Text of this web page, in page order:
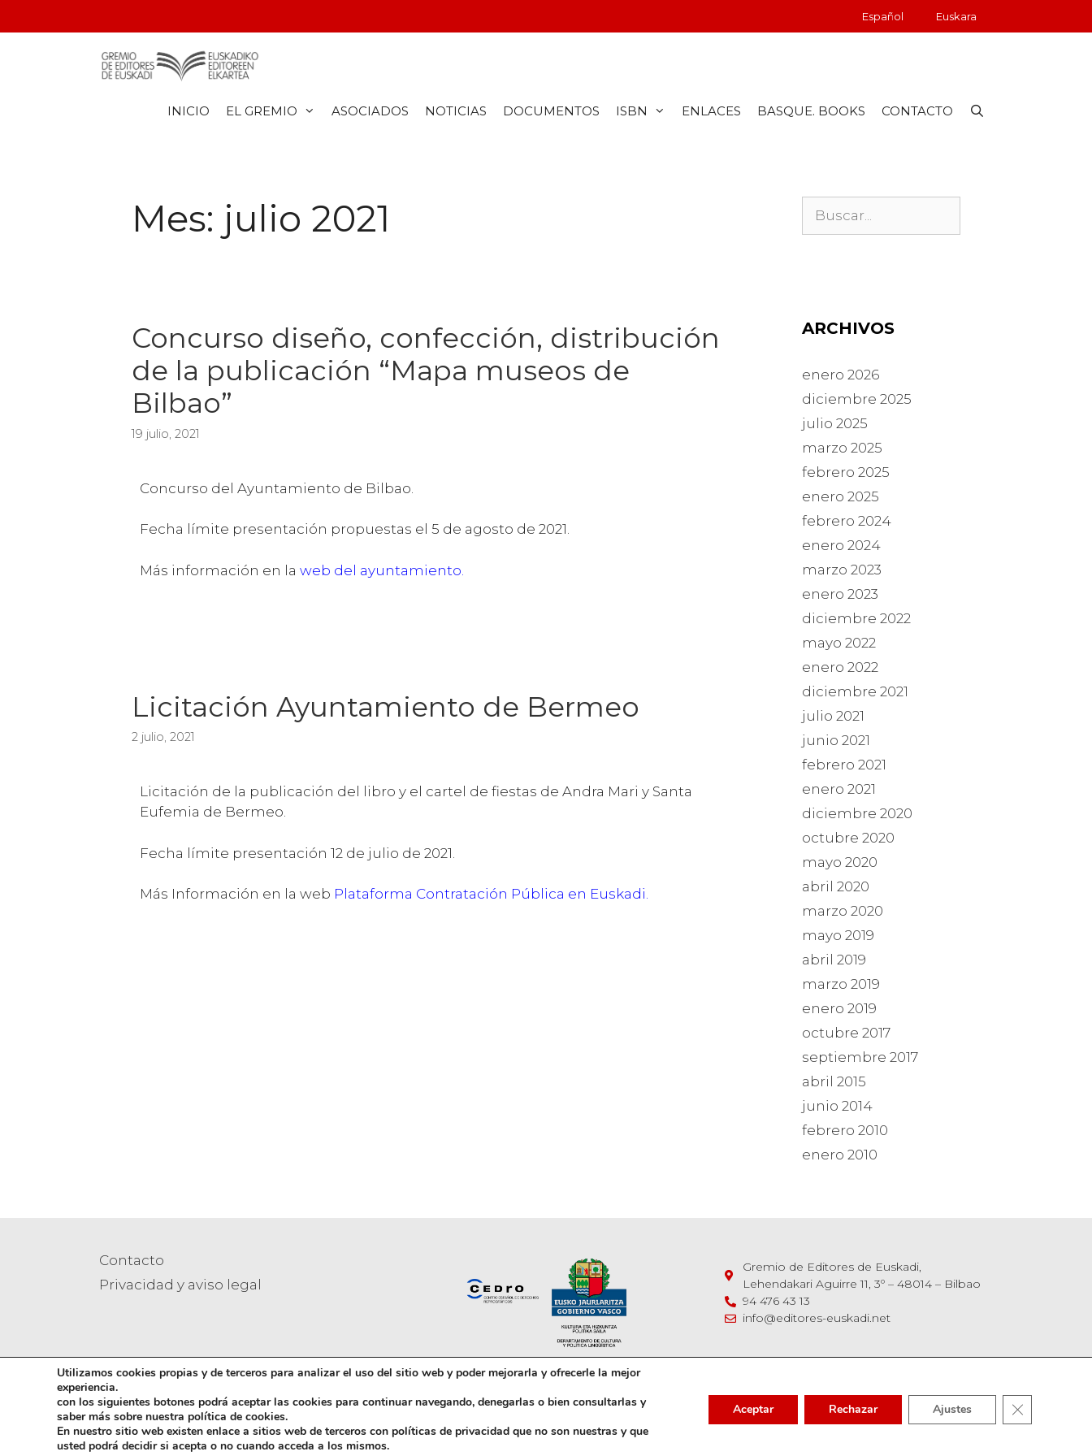
Español Euskara
INICIO EL GREMIO ASOCIADOS NOTICIAS DOCUMENTOS ISBN ENLACES BASQUE. BOOKS CONTACTO
Mes: julio 2021
Concurso diseño, confección, distribución
de la publicación “Mapa museos de
Bilbao”
19 julio, 2021
Concurso del Ayuntamiento de Bilbao.
Fecha límite presentación propuestas el 5 de agosto de 2021.
Más información en la web del ayuntamiento
Licitación Ayuntamiento de Bermeo
2 julio, 2021
Licitación de la publicación del libro y el cartel de fiestas de Andra Mari y Santa
Eufemia de Bermeo.
Fecha límite presentación 12 de julio de 2021.
Más Información en la web Plataforma Contratación Pública en Euskadi.
ARCHIVOS
enero 2026
diciembre 2025
julio 2025
marzo 2025
febrero 2025
enero 2025
febrero 2024
enero 2024
marzo 2023
enero 2023
diciembre 2022
mayo 2022
enero 2022
diciembre 2021
julio 2021
junio 2021
febrero 2021
enero 2021
diciembre 2020
octubre 2020
mayo 2020
abril 2020
marzo 2020
mayo 2019
abril 2019
marzo 2019
enero 2019
octubre 2017
septiembre 2017
abril 2015
junio 2014
febrero 2010
enero 2010
Contacto
Privacidad y aviso legal
Gremio de Editores de Euskadi,
Lehendakari Aguirre 11, 3º – 48014 – Bilbao
94 476 43 13
info@editores-euskadi.net
Copyright © 2026 Gremio de Editores de Euskadi - Euskadiko Editoreen Elkartea. Eskubide guztiak gordeta.
Diseño web y marketing gracias aIRT
Utilizamos cookies propias y de terceros para analizar el uso del sitio web y poder mejorarla y ofrecerle la mejor
experiencia.
con los siguientes botones podrá aceptar las cookies para continuar navegando, denegarlas o bien consultarlas y
saber más sobre nuestra política de cookies.
En nuestro sitio web existen enlace a sitios web de terceros con políticas de privacidad que no son nuestras y que
usted podrá decidir si acepta o no cuando acceda a los mismos.
Aceptar Rechazar Ajustes Cerrar el